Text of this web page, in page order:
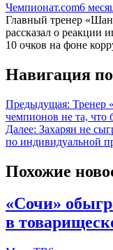
Чемпионат.com6
Главный тренер
рассказал о реакции
10 очков на фоне
Навигация
Предыдущая: Тренер
чемпионов не та, что
Далее: Захарян не
по индивидуальной
Похожие
«Сочи»
в